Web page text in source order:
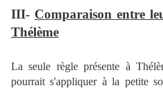
III- Comparaison entre
Thélème
La seule règle présente à
pourrait s'appliquer à la petite